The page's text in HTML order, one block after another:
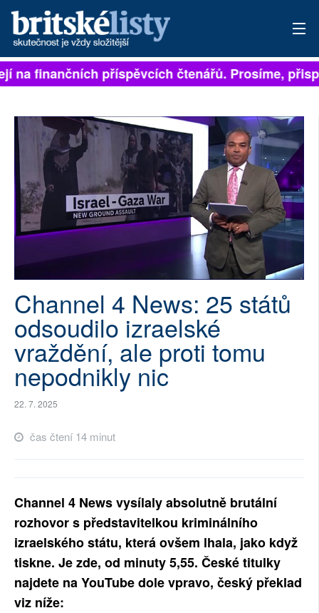
PŘIHLÁSIT
ARCHIV
ROZHOVORY
TÉMATA
NEJČTENĚJŠÍ ZA 7 DNÍ
PŘÍSPĚVKY NA PROVOZ
SOCIÁLNÍ SÍTĚ
RUBRIKY
PLNÁ VERZE STRÁNEK
finančních příspěvcích čtenářů. Prosíme,
Channel 4 News: 25 států
odsoudilo izraelské
vraždění, ale proti tomu
nepodnikly nic
22. 7. 2025
čas čtení 14 minut
Channel 4 News vysílaly absolutně brutální
rozhovor s představitelkou kriminálního
izraelského státu, která ovšem lhala, jako když
tiskne. Je zde, od minuty 5,55. České titulky
najdete na YouTube dole vpravo, český překlad
viz níže: